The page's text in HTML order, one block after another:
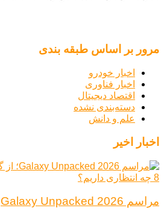
مرور بر اساس طبقه بندی
اخبار خودرو
اخبار فناوری
اقتصاد دیجیتال
دسته‌بندی نشده
علم و دانش
اخبار اخیر
مراسم Galaxy Unpacked 2026